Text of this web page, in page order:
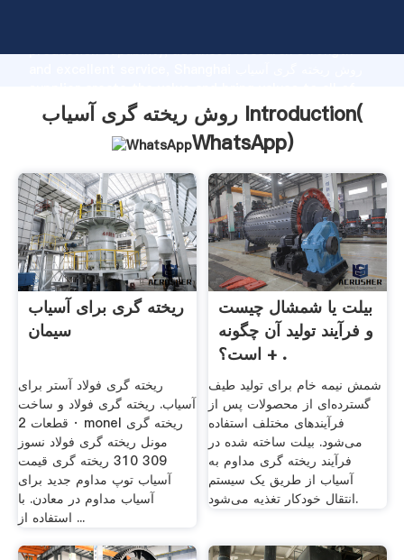
production capability, advanced research strength
customers.
روش ریخته گری آسیاب Introduction(
WhatsApp)
ریخته گری برای آسیاب
سیمان
ریخته گری فولاد آستر برای
آسیاب. ریخته گری فولاد و ساخت
قطعات 2 · monel ریخته گری
مونل ریخته گری فولاد نسوز
309 310 ریخته گری قیمت
آسیاب توپ مداوم جدید برای
آسیاب مداوم در معادن. با
استفاده از ...
بیلت یا شمشال چیست
و فرآیند تولید آن چگونه
است؟ + .
شمش نیمه خام برای تولید طیف
گسترده‌ای از محصولات پس از
فرآیندهای مختلف استفاده
می‌شود. بیلت ساخته شده در
فرآیند ریخته گری مداوم به
آسیاب از طریق یک سیستم
انتقال خودکار تغذیه می‌شود.